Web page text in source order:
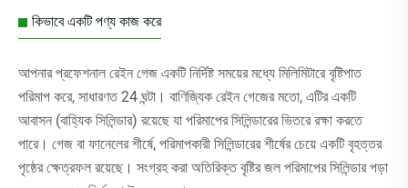
কিভাবে একটি পণ্য কাজ করে
আপনার প্রফেশনাল রেইন গেজ একটি নির্দিষ্ট সময়ের মধ্যে মিলিমিটারে বৃষ্টিপাত
পরিমাপ করে, সাধারণত 24 ঘন্টা। বাণিজ্যিক রেইন গেজের মতো, এটির একটি
আবাসন (বাহ্যিক সিলিন্ডার) রয়েছে যা পরিমাপের সিলিন্ডারের ভিতরে রক্ষা করতে
পারে। গেজ বা ফানেলের শীর্ষে, পরিমাপকারী সিলিন্ডারের শীর্ষের চেয়ে একটি বৃহত্তর
পৃষ্ঠের ক্ষেত্রফল রয়েছে। সংগ্রহ করা অতিরিক্ত বৃষ্টির জল পরিমাপের সিলিন্ডার পড়া